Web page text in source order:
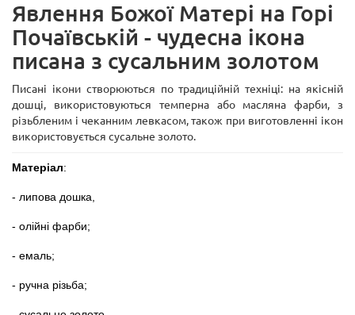
Явлення Божої Матері на Горі
Почаївській - чудесна ікона
писана з сусальним золотом
Писані ікони створюються по традиційній техніці: на якісній
дошці, використовуються темперна або масляна фарби, з
різьбленим і чеканним левкасом, також при виготовленні ікон
використовується сусальне золото.
Матеріал:
- липова дошка,
- олійні фарби;
- емаль;
- ручна різьба;